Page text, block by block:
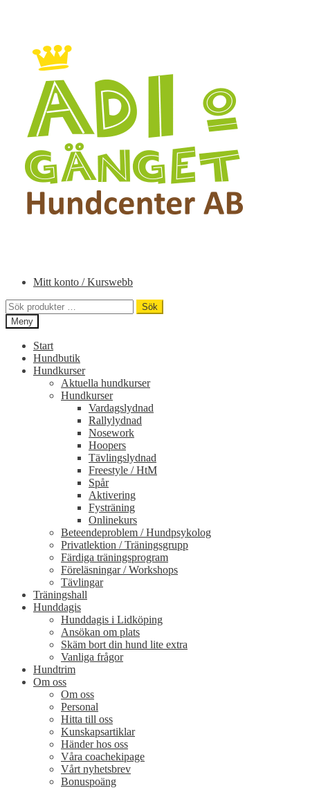
Mitt konto / Kurswebb
Sök
efter:
Sök
Meny
Start
Hundbutik
Hundkurser
Aktuella hundkurser
Hundkurser
Vardagslydnad
Rallylydnad
Nosework
Hoopers
Tävlingslydnad
Freestyle / HtM
Spår
Aktivering
Fysträning
Onlinekurs
Beteendeproblem / Hundpsykolog
Privatlektion / Träningsgrupp
Färdiga träningsprogram
Föreläsningar / Workshops
Tävlingar
Träningshall
Hunddagis
Hunddagis i Lidköping
Ansökan om plats
Skäm bort din hund lite extra
Vanliga frågor
Hundtrim
Om oss
Om oss
Personal
Hitta till oss
Kunskapsartiklar
Händer hos oss
Våra coachekipage
Vårt nyhetsbrev
Bonuspoäng